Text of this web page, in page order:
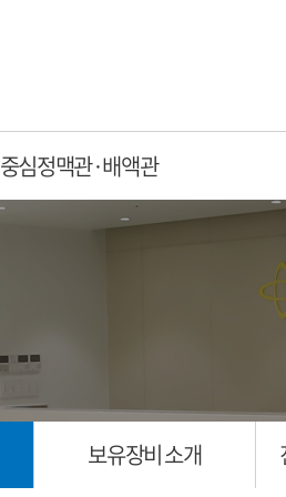
중심정맥관·배액관
보유장비 소개